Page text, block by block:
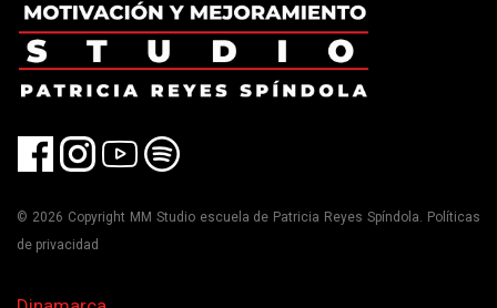
© 2026 Copyright MM Studio escuela de Patricia Reyes Spíndola. Políticas
de privacidad